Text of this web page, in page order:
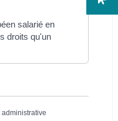
salarié en
droits qu'un